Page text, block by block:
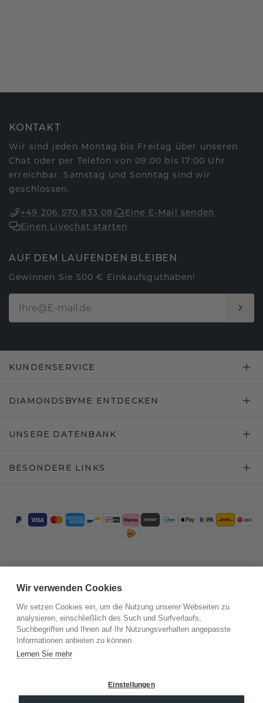
KONTAKT
Wir sind jeden Montag bis Freitag über unseren
Chat oder per Telefon von 09:00 bis 17:00 Uhr
erreichbar. Samstag und Sonntag sind wir
geschlossen.
+49 206 570 833 08
Eine E-Mail senden
Einen Livechat starten
AUF DEM LAUFENDEN BLEIBEN
Gewinnen Sie 500 € Einkaufsguthaben!
KUNDENSERVICE
DIAMONDSBYME ENTDECKEN
UNSERE DATENBANK
BESONDERE LINKS
©2026.DiamondsByMe
Wir verwenden Cookies
Wir setzen Cookies ein, um die Nutzung unserer Webseiten zu
analysieren, einschließlich des Such und Surfverlaufs,
Suchbegriffen und Ihnen auf Ihr Nutzungsverhalten angepasste
Informationen anbieten zu können.
Lernen Sie mehr
Einstellungen